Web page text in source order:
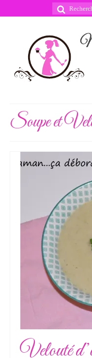
Soupe et
Velouté